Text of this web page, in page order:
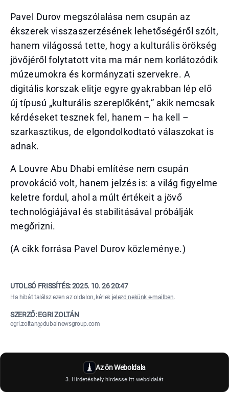
Pavel Durov megszólalása nem csupán az
ékszerek visszaszerzésének lehetőségéről szólt,
hanem világossá tette, hogy a kulturális örökség
jövőjéről folytatott vita ma már nem korlátozódik
múzeumokra és kormányzati szervekre. A
digitális korszak elitje egyre gyakrabban lép elő
új típusú „kulturális szereplőként,” akik nemcsak
kérdéseket tesznek fel, hanem – ha kell –
szarkasztikus, de elgondolkodtató válaszokat is
adnak.
A Louvre Abu Dhabi említése nem csupán
provokáció volt, hanem jelzés is: a világ figyelme
keletre fordul, ahol a múlt értékeit a jövő
technológiájával és stabilitásával próbálják
megőrizni.
(A cikk forrása Pavel Durov közleménye.)
UTOLSÓ FRISSÍTÉS:2025. 10. 26 20:47
Ha hibát találsz ezen az oldalon, kérlek jelezd nekünk e-mailben.
SZERZŐ: EGRI ZOLTÁN
egri.zoltan@dubainewsgroup.com
Az ön Weboldala
3. Hirdetéshely hirdesse itt weboldalát